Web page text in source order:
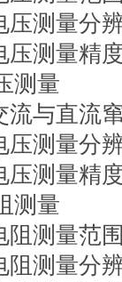
测量分
测量精
测量
与直流
测量分
测量精
测量
测量范
测量分